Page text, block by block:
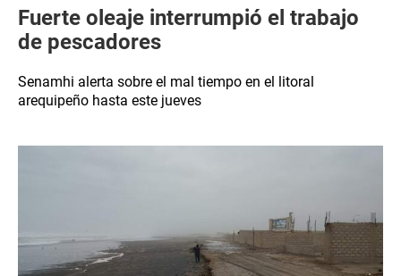
Fuerte oleaje interrumpió el trabajo
de pescadores
Senamhi alerta sobre el mal tiempo en el litoral
arequipeño hasta este jueves